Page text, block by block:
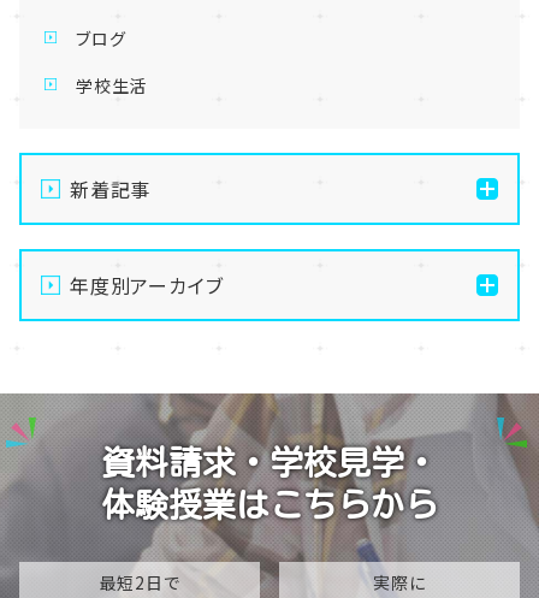
ブログ
学校生活
新着記事
【なんば】体験授業で高級感のあるマンゴータルト作り
ました！🥭✨
【なんば】キラリと輝く宝物✨「光るハーバリウム」作り
【なんば】校舎紹介の「自習室編」✨
【なんば】笑顔が溢れたオープンスクール😊在校生の
温かいお出迎えで素敵な1日に🌷
【なんば】夏季休校期間のお知らせ🍉
年度別アーカイブ
2025
2024
2023
2021
資料請求・学校見学・
体験授業はこちらから
最短2日で
実際に